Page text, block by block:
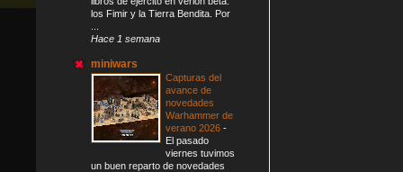
los Fimir y la Tierra Bendita. Por
Hace 1 semana
miniwars
Capturas del
avance de
novedades
Warhammer de
verano 2026 -
El pasado
viernes tuvimos
un buen reparto de novedades